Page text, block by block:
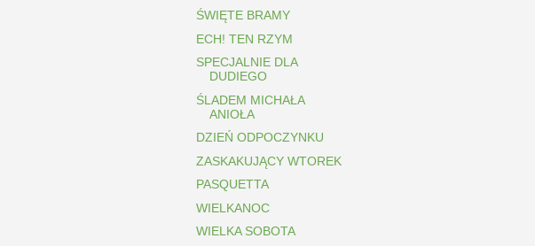
ŚWIĘTE BRAMY
ECH! TEN RZYM
SPECJALNIE DLA
DUDIEGO
ŚLADEM MICHAŁA
ANIOŁA
DZIEŃ ODPOCZYNKU
ZASKAKUJĄCY WTOREK
PASQUETTA
WIELKANOC
WIELKA SOBOTA